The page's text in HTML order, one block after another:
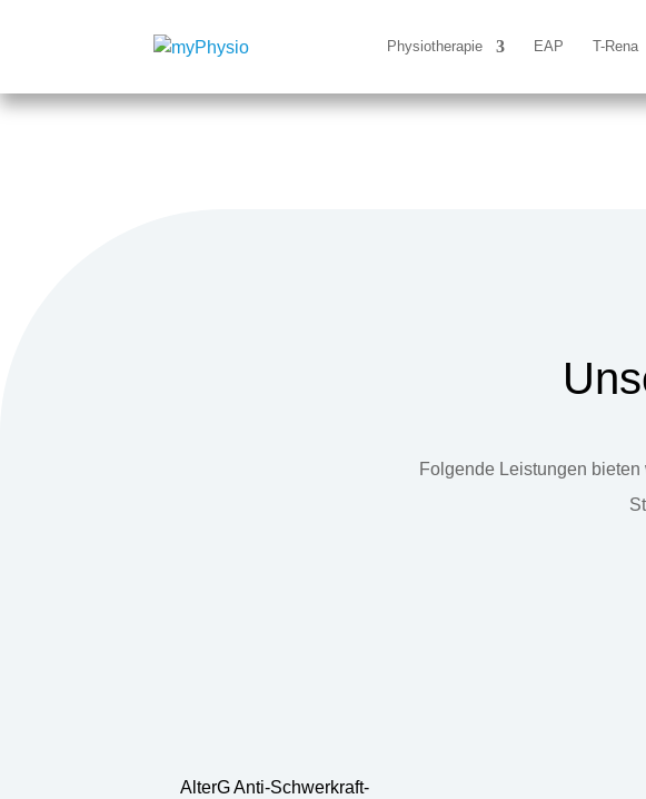
Physiotherapie EAP T-Rena
Folgende Leistungen
AlterG Anti-Schwerkraft-